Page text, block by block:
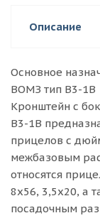
Описание
Основное
ВОМЗ тип В3-1В
Кронштейн с
В3-1В
прицелов с
межбазовым
относятся
8х56, 3,5х20, а
посадочным